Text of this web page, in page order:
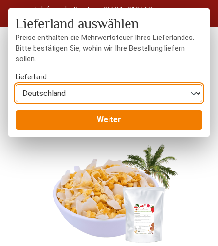
Zum Hauptinhalt springen
Telefonische Beratung: 05604 - 919 563
Kostenloser Versand in Deutschland ab 50 € Warenwert
Lieferland auswählen
Preise enthalten die Mehrwertsteuer Ihres Lieferlandes.
Bitte bestätigen Sie, wohin wir Ihre Bestellung liefern
sollen.
Lieferland
Weiter